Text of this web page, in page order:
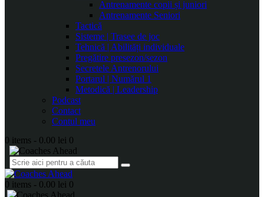
Antrenamente copii și juniori
Antrenamente Seniori
Tactică
Sisteme | Trasee de joc
Tehnică | Abilități individuale
Pregătire presezon/sezon
Secretele Antrenorului
Portarul | Numărul 1
Metodică | Leadership
Podcast
Contact
Contul meu
0 items - 0.00 lei 0
0 items - 0.00 lei 0